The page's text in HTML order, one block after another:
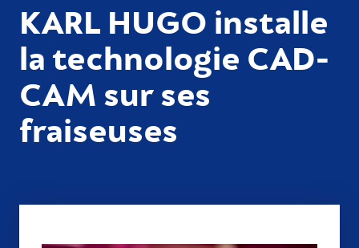
KARL HUGO installe
la technologie CAD-
CAM sur ses
fraiseuses